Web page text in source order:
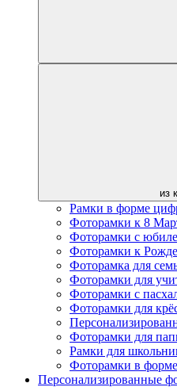
из
Рамки в форме
Фоторамки к 8
Фоторамки с
Фоторамки к
Фоторамка для
Фоторамки для
Фоторамки с
Фоторамки для
Фоторамки для
Рамки для
Фоторамки в форме
Персонализированные